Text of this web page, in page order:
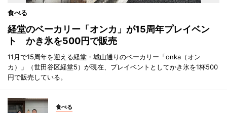
食べる
経堂のベーカリー「オンカ」が15周年プレイベン
ト かき氷を500円で販売
11月で15周年を迎える経堂・城山通りのベーカリー「onka（オン
カ）」（世田谷区経堂5）が現在、プレイベントとしてかき氷を1杯500
円で販売している。
食べる